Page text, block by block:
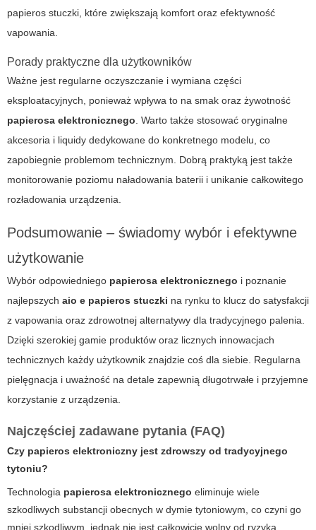
papieros stuczki, które zwiększają komfort oraz efektywność
vapowania.
Porady praktyczne dla użytkowników
Ważne jest regularne oczyszczanie i wymiana części
eksploatacyjnych, ponieważ wpływa to na smak oraz żywotność
papierosa elektronicznego. Warto także stosować oryginalne
akcesoria i liquidy dedykowane do konkretnego modelu, co
zapobiegnie problemom technicznym. Dobrą praktyką jest także
monitorowanie poziomu naładowania baterii i unikanie całkowitego
rozładowania urządzenia.
Podsumowanie – świadomy wybór i efektywne
użytkowanie
Wybór odpowiedniego papierosa elektronicznego i poznanie
najlepszych aio e papieros stuczki na rynku to klucz do satysfakcji
z vapowania oraz zdrowotnej alternatywy dla tradycyjnego palenia.
Dzięki szerokiej gamie produktów oraz licznych innowacjach
technicznych każdy użytkownik znajdzie coś dla siebie. Regularna
pielęgnacja i uważność na detale zapewnią długotrwałe i przyjemne
korzystanie z urządzenia.
Najczęściej zadawane pytania (FAQ)
Czy papieros elektroniczny jest zdrowszy od tradycyjnego
tytoniu?
Technologia papierosa elektronicznego eliminuje wiele
szkodliwych substancji obecnych w dymie tytoniowym, co czyni go
mniej szkodliwym, jednak nie jest całkowicie wolny od ryzyka.